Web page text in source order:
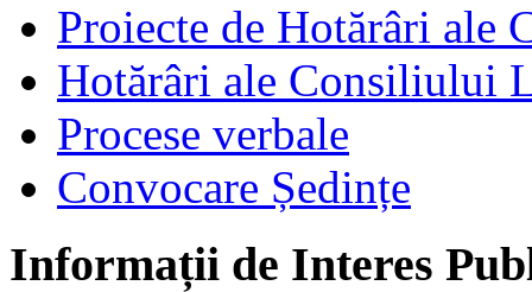
Proiecte de Hotărâri ale
Hotărâri ale Consiliului
Procese verbale
Convocare Ședințe
Informații de Interes